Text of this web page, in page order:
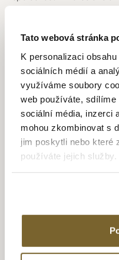
Tato webová stránka
K personalizaci
sociálních médií a
využíváme soubory
web používáte,
sociální média, inzerci
mohou zkombinovat s
jim poskytli nebo které
používáte jejich služby.
hodinky a dále
dokonce i v Asii. Ve
kompletní proces výroby
montáž mechanismu,
času značka expanduje
Group získává na
trhu vedoucí postavení.
a zavedení moderních
schopna popularizovat
hodinářské výrobě
nabízí opravdu širokou
CHRONO